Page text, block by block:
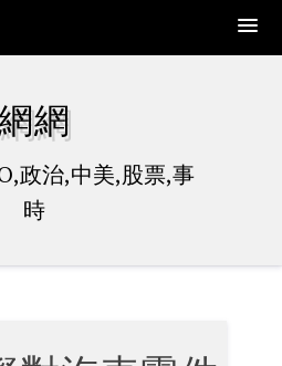
網
政治,中美,股票,事
時